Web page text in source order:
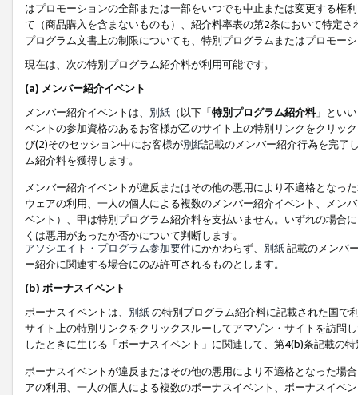
はプロモーションの全部または一部をいつでも中止または変更する権
て（商品購入を含まないものも）、紹介料率表の第2条において特定
プログラム文書上の制限についても、特別プログラムまたはプロモー
現在は、次の特別プログラム紹介料が利用可能です。
(a) メンバー紹介イベント
メンバー紹介イベントは、 別紙 （以下「特別プログラム紹介料」とい
ベントの参加資格のあるお客様が乙のサイト上の特別リンクをクリッ
び(2)そのセッション中にお客様が別紙記載のメンバー紹介行為を完了
ム紹介料を獲得します。
メンバー紹介イベントが違反またはその他の悪用により不適格となっ
ウェアの利用、一人の個人による複数のメンバー紹介イベント、メン
ベント）、甲は特別プログラム紹介料を支払いません。いずれの場合
くは悪用があったか否かについて判断します。
アソシエイト・プログラム参加要件にかかわらず、 別紙記載のメンバ
ー紹介に関連する場合にのみ許可されるものとします。
(b) ボーナスイベント
ボーナスイベントは、 別紙の特別プログラム紹介料に記載された国で
サイト上の特別リンクをクリックスルーしてアマゾン・サイトを訪問
したときに生じる「ボーナスイベント」に関連して、第4(b)条記載の
ボーナスイベントが違反またはその他の悪用により不適格となった場
アの利用、一人の個人による複数のボーナスイベント、ボーナスイベ